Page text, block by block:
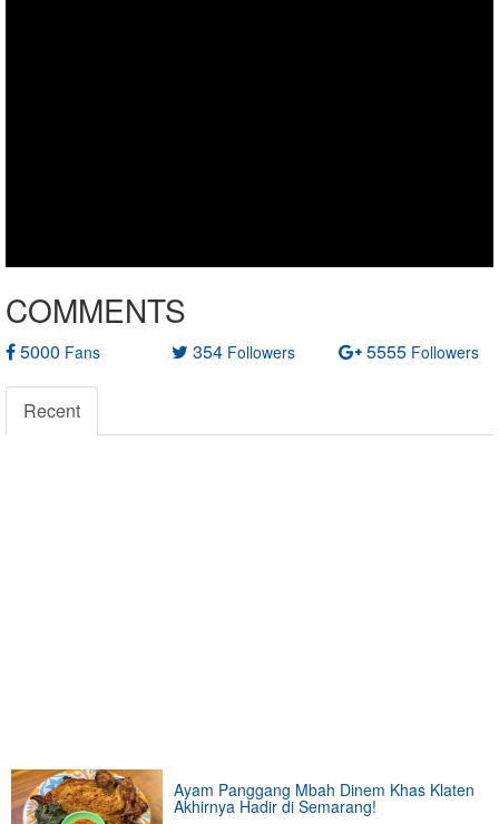
COMMENTS
5000 Fans 354 Followers 5555 Followers
Recent
Ayam Panggang Mbah Dinem Khas Klaten
Akhirnya Hadir di Semarang!